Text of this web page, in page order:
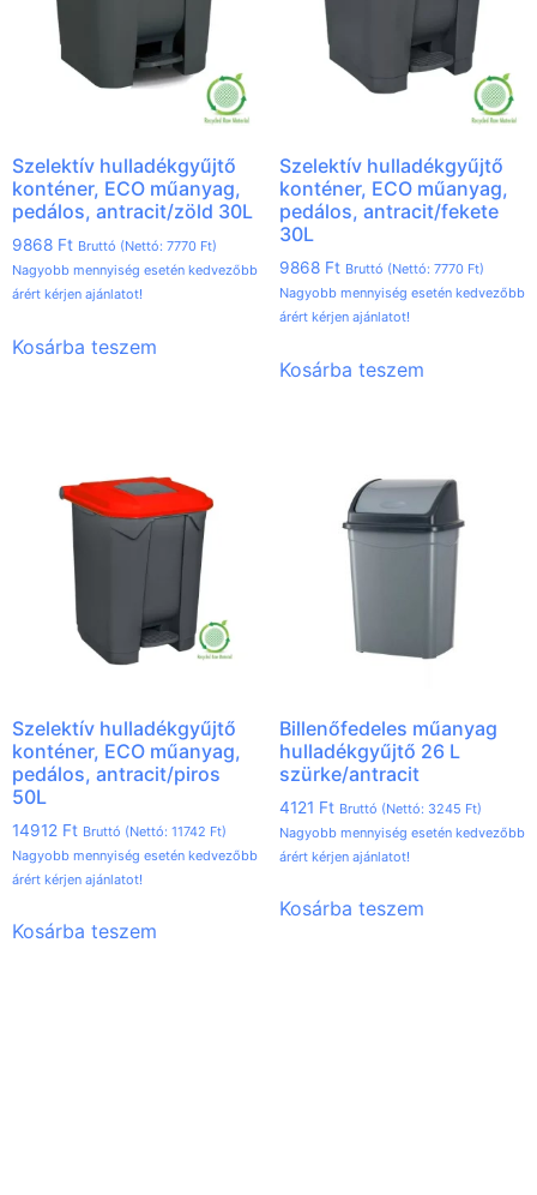
Szelektív hulladékgyűjtő
konténer, ECO műanyag,
pedálos, antracit/zöld 30L
9868 Ft Bruttó (Nettó: 7770 Ft)
Nagyobb mennyiség esetén kedvezőbb
árért kérjen ajánlatot!
Kosárba teszem
Szelektív hulladékgyűjtő
konténer, ECO műanyag,
pedálos, antracit/fekete
30L
9868 Ft Bruttó (Nettó: 7770 Ft)
Nagyobb mennyiség esetén kedvezőbb
árért kérjen ajánlatot!
Kosárba teszem
Szelektív hulladékgyűjtő
konténer, ECO műanyag,
pedálos, antracit/piros
50L
14912 Ft Bruttó (Nettó: 11742 Ft)
Nagyobb mennyiség esetén kedvezőbb
árért kérjen ajánlatot!
Kosárba teszem
Billenőfedeles műanyag
hulladékgyűjtő 26 L
szürke/antracit
4121 Ft Bruttó (Nettó: 3245 Ft)
Nagyobb mennyiség esetén kedvezőbb
árért kérjen ajánlatot!
Kosárba teszem